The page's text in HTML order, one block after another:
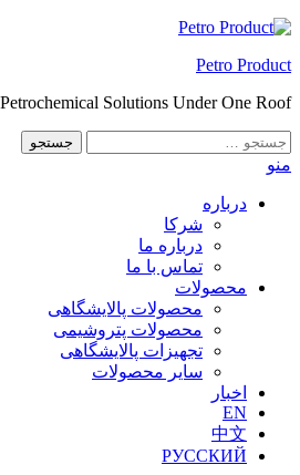
Skip
the
Petro Product
Solutions Under One Roof
جستجو
برای:
منو
درباره
شرکا
درباره ما
تماس با ما
محصولات
محصولات پالایشگاهی
محصولات پتروشیمی
تجهیزات پالایشگاهی
سایر محصولات
اخبار
EN
中文
РУССКИЙ